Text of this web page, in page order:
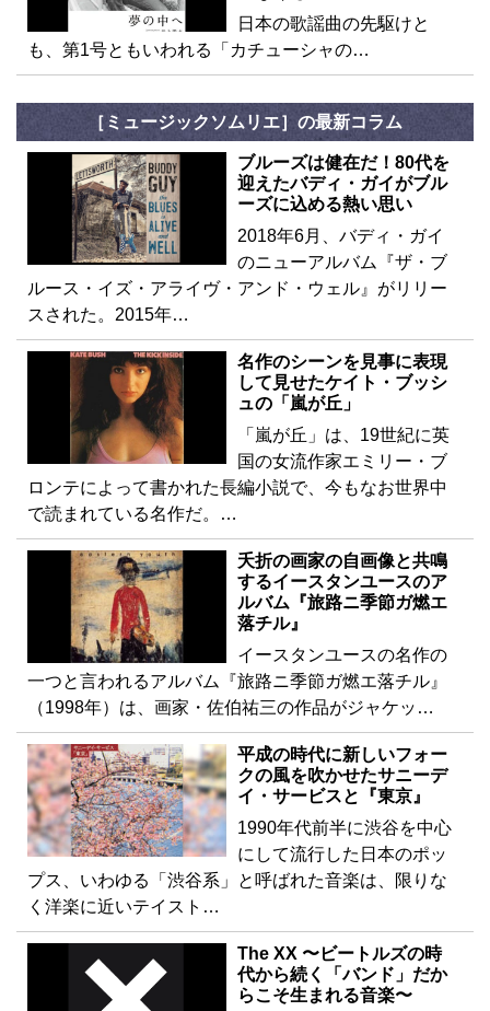
日本の歌謡曲の先駆けと
も、第1号ともいわれる「カチューシャの…
［ミュージックソムリエ］の最新コラム
ブルーズは健在だ！80代を
迎えたバディ・ガイがブル
ーズに込める熱い思い
2018年6月、バディ・ガイ
のニューアルバム『ザ・ブ
ルース・イズ・アライヴ・アンド・ウェル』がリリー
スされた。2015年…
名作のシーンを見事に表現
して見せたケイト・ブッシ
ュの「嵐が丘」
「嵐が丘」は、19世紀に英
国の女流作家エミリー・ブ
ロンテによって書かれた長編小説で、今もなお世界中
で読まれている名作だ。…
夭折の画家の自画像と共鳴
するイースタンユースのア
ルバム『旅路ニ季節ガ燃エ
落チル』
イースタンユースの名作の
一つと言われるアルバム『旅路ニ季節ガ燃エ落チル』
（1998年）は、画家・佐伯祐三の作品がジャケッ…
平成の時代に新しいフォー
クの風を吹かせたサニーデ
イ・サービスと『東京』
1990年代前半に渋谷を中心
にして流行した日本のポッ
プス、いわゆる「渋谷系」と呼ばれた音楽は、限りな
く洋楽に近いテイスト…
The XX 〜ビートルズの時
代から続く「バンド」だか
らこそ生まれる音楽〜